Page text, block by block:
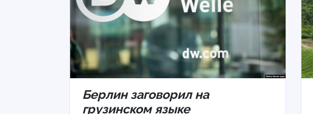
Берлин заговорил на
грузинском языке